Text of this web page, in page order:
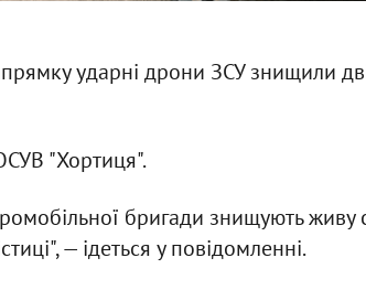
ударні дрони ЗСУ знищили
"Хортиця".
бригади знищують живу
— ідеться у повідомленні.